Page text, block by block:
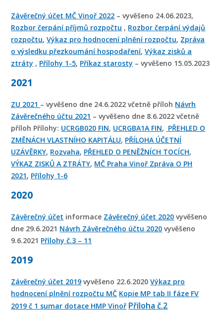
Závěrečný účet MČ Vinoř 2022 – vyvěšeno 24.06.2023,
Rozbor čerpání příjmů rozpočtu , Rozbor čerpání výdajů
rozpočtu,Výkaz pro hodnocení plnění rozpočtu, Zpráva
o výsledku přezkoumání hospodaření,Výkaz zisků a
ztráty , Přílohy 1-5, Příkaz starosty – vyvěšeno 15.05.2023
2021
ZU 2021 – vyvěšeno dne 24.6.2022 včetně příloh Návrh
Závěrečného účtu 2021 – vyvěšeno dne 8.6.2022 včetně
příloh Přílohy: UCRGB020 FIN, UCRGBA1A FIN, PŘEHLED O
ZMĚNÁCH VLASTNÍHO KAPITÁLU, PŘÍLOHA ÚČETNÍ
UZÁVĚRKY, Rozvaha, PŘEHLED O PENĚŽNÍCH TOCÍCH,
VÝKAZ ZISKŮ A ZTRÁTY, MČ Praha Vinoř Zpráva O PH
2021, Přílohy 1-6
2020
Závěrečný účet informace Závěrečný účet 2020 vyvěšeno
dne 29.6.2021 Návrh Závěrečného účtu 2020 vyvěšeno
9.6.2021 Přílohy č.3 – 11
2019
Závěrečný účet 2019 vyvěšeno 22.6.2020Výkaz pro
hodnocení plnění rozpočtu MČ Kopie MP tab II fáze FV
2019 č 1 sumar dotace HMP Vinoř Příloha č.2